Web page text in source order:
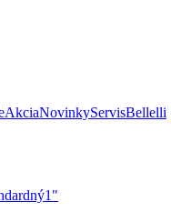
AkciaNovinkyServisBellelli
1"